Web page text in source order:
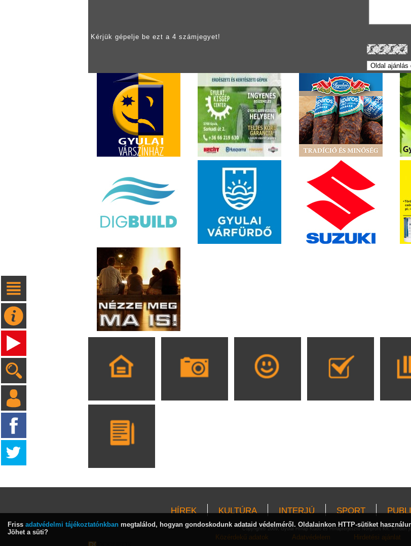
Kérjük gépelje be ezt a 4 számjegyet!
HÍREK KULTÚRA INTERJÚ SPORT
Copyright© 2009, Gyulai Hírlap Kiadó és Hírlapterjesztő Nonprofit Kft. Minden
Közérdekű adatok Adatvédelem Hirdetési ajánlat
Friss adatvédelmi tájékoztatónkban megtalálod, hogyan gondoskodunk adataid védelméről. Oldalainkon HTTP-sütiket
Jöhet a süti?